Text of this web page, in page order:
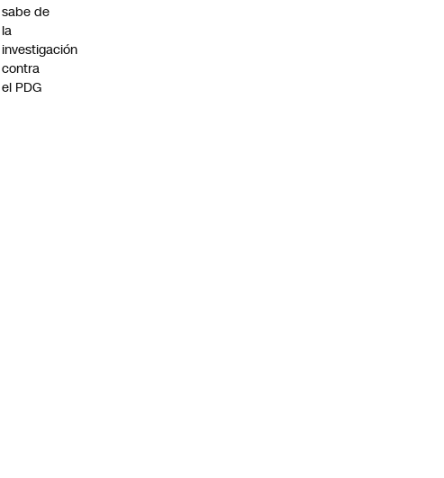
sabe de
la
investigación
contra
el PDG